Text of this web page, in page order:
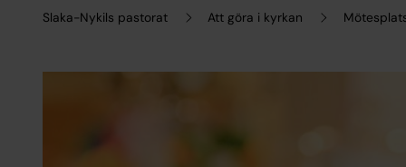
Slaka-Nykils pastorat Att göra i kyrkan